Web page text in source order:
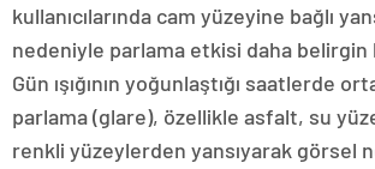
kullanıcılarında cam yüzeyine bağlı
nedeniyle parlama etkisi daha belirgin
Gün ışığının yoğunlaştığı saatlerde
parlama (glare), özellikle asfalt, su
renkli yüzeylerden yansıyarak görsel